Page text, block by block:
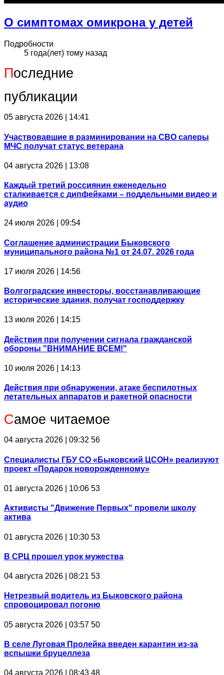
О симптомах омикрона у детей
Подробности
5 года(лет) тому назад
Последние
публикации
05 августа 2026 | 14:41
Участвовавшие в разминировании на СВО саперы
МЧС получат статус ветерана
04 августа 2026 | 13:08
Каждый третий россиянин еженедельно
сталкивается с дипфейками – поддельными видео и
аудио
24 июля 2026 | 09:54
Соглашение администрации Быковского
муниципального района №1 от 24.07. 2026 года
17 июля 2026 | 14:56
Волгоградские инвесторы, восстанавливающие
исторические здания, получат господдержку
13 июля 2026 | 14:15
Действия при получении сигнала гражданской
обороны "ВНИМАНИЕ ВСЕМ!"
10 июля 2026 | 14:13
Действия при обнаружении, атаке беспилотных
летательных аппаратов и ракетной опасности
Самое читаемое
04 августа 2026 | 09:32 56
Специалисты ГБУ СО «Быковский ЦСОН» реализуют
проект «Подарок новорожденному»
01 августа 2026 | 10:06 53
Активисты "Движение Первых" провели школу
актива
01 августа 2026 | 10:30 53
В СРЦ прошел урок мужества
04 августа 2026 | 08:21 53
Нетрезвый водитель из Быковского района
спровоцировал погоню
05 августа 2026 | 03:57 50
В селе Луговая Пролейка введен карантин из-за
вспышки бруцеллеза
04 августа 2026 | 08:43 48